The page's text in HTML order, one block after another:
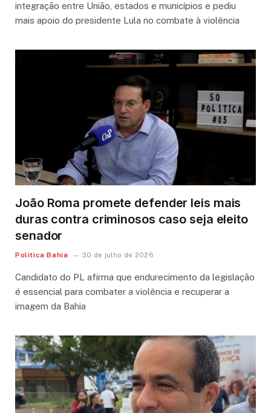
integração entre União, estados e municípios e pediu
mais apoio do presidente Lula no combate à violência
João Roma promete defender leis mais
duras contra criminosos caso seja eleito
senador
Política Bahia 30 de julho de 2026
Candidato do PL afirma que endurecimento da legislação
é essencial para combater a violência e recuperar a
imagem da Bahia